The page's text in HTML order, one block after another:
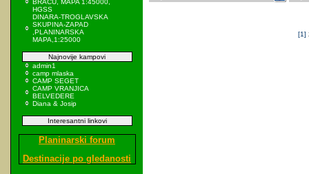
BRAČU, MAPA 1:45000,
HGSS
DINARA-TROGLAVSKA
SKUPINA-ZAPAD
,PLANINARSKA
MAPA,1:25000
Najnovije kampovi
admin1
camp mlaska
CAMP SEGET
CAMP VRANJICA
BELVEDERE
Diana & Josip
Interesantni linkovi
Planinarski forum
Destinacije po gledanosti
[1]